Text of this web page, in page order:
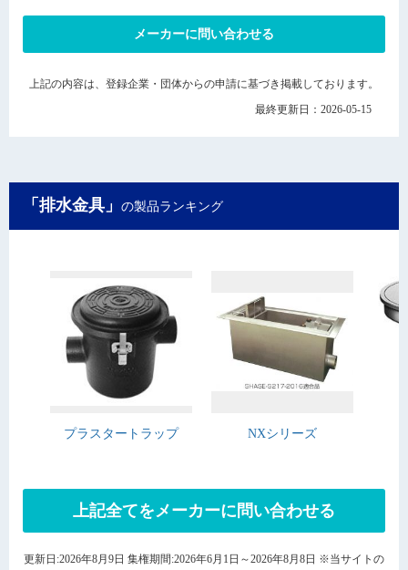
メーカーに問い合わせる
上記の内容は、登録企業・団体からの申請に基づき掲載しております。
最終更新日：2026-05-15
「排水金具」 の製品ランキング
プラスタートラップ NXシリーズ
上記全てをメーカーに問い合わせる
更新日:2026年8月9日 集権期間:2026年6月1日～2026年8月8日 ※当サイトの